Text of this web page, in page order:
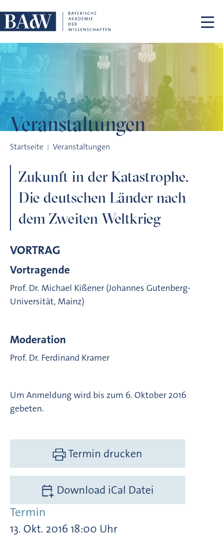
Veranstaltungen
Startseite Veranstaltungen
Zukunft in der Katastrophe.
Die deutschen Länder nach
dem Zweiten Weltkrieg
VORTRAG
Vortragende
Prof. Dr. Michael Kißener (Johannes Gutenberg-
Universität, Mainz)
Moderation
Prof. Dr. Ferdinand Kramer
Um Anmeldung wird bis zum 6. Oktober 2016
gebeten.
Termin drucken
Download iCal Datei
Termin
13. Okt. 2016 18:00 Uhr